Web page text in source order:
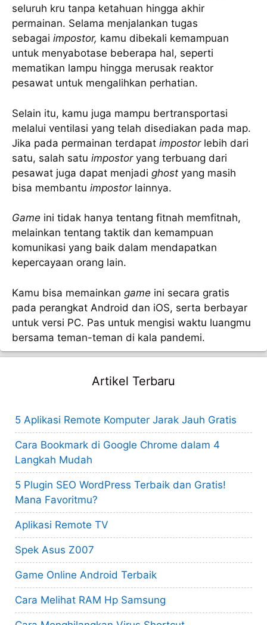
seluruh kru tanpa ketahuan hingga akhir
permainan. Selama menjalankan tugas
sebagai impostor, kamu dibekali kemampuan
untuk menyabotase beberapa hal, seperti
mematikan lampu hingga merusak reaktor
pesawat untuk mengalihkan perhatian.
Selain itu, kamu juga mampu bertransportasi
melalui ventilasi yang telah disediakan pada map.
Jika pada permainan terdapat impostorlebih dari
satu, salah satu impostoryang terbuang dari
pesawat juga dapat menjadi ghost yang masih
bisa membantu impostorlainnya.
Game ini tidak hanya tentang fitnah memfitnah,
melainkan tentang taktik dan kemampuan
komunikasi yang baik dalam mendapatkan
kepercayaan orang lain.
Kamu bisa memainkan game ini secara gratis
pada perangkat Android dan iOS, serta berbayar
untuk versi PC. Pas untuk mengisi waktu luangmu
bersama teman-teman di kala pandemi.
Artikel Terbaru
5 Aplikasi Remote Komputer Jarak Jauh Gratis
Cara Bookmark di Google Chrome dalam 4
Langkah Mudah
5 Plugin SEO WordPress Terbaik dan Gratis!
Mana Favoritmu?
Aplikasi Remote TV
Spek Asus Z007
Game Online Android Terbaik
Cara Melihat RAM Hp Samsung